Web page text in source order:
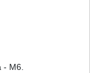
- M6.